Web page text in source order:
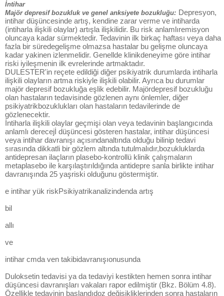
İntihar
Majör depresif bozukluk ve genel anksiyete bozukluğu: Depresyon,
intihar düşüncesinde artış, kendine zarar verme ve intiharda
(intiharla ilişkili olaylar) artışla ilişkilidir. Bu risk anlamlıremisyon
oluncaya kadar sürmektedir. Tedavinin ilk birkaç haftası veya daha
fazla bir süredegelişme olmazsa hastalar bu gelişme oluncaya
kadar yakinen izlenmelidir. Genellde klinikdeneyime göre intihar
riski iyileşmenin ilk evrelerinde artmaktadır.
DULESTER'in reçete edildiği diğer psikiyatrik durumlarda intiharla
ilişkili olayların artma riskiyle ilişkili olabilir. Ayrıca bu durumlar
majör depresif bozukluğa eşlik edebilir. Majördepresif bozukluğu
olan hastaların tedavisinde gözlenen aynı önlemler, diğer
psikiyatrikbozuklukları olan hastaların tedavilerinde de
gözlenecektir.
İntiharla ilişkili olaylar geçmişi olan veya tedavinin başlangıcında
anlamlı derecejİ düşüncesi gösteren hastalar, intihar düşüncesi
veya intihar davranışı açısındanaltında olduğu bilinip tedavi
sırasında dikkatli bir gözlem altında tutulmalıdır,bozukluklarda
antidepresan ilaçların plasebo-kontrollü klinik çalışmaların
metaplasebo ile karşılaştırıldığında antidepre sanla birlikte intihar
davranışında 25 yaşriski olduğunu göstermiştir.
e intihar yük riskPsikiyatrikanalizindenda artış
bil
allı
ve
intihar cmda ven takibidavranışıonusunda
Duloksetin tedavisi ya da tedaviyi kestikten hemen sonra intihar
düşüncesi davranışları vakaları rapor edilmiştir (Bkz. Bölüm 4.8).
Özellikle tedavinin başlandıdoz değişikliklerinden sonra hastaların